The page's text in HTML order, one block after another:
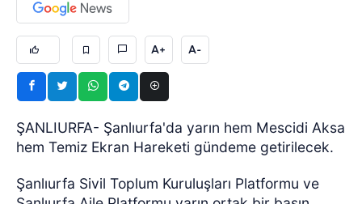
A+ A-
ŞANLIURFA- Şanlıurfa'da yarın hem Mescidi Aksa
hem Temiz Ekran Hareketi gündeme getirilecek.
Şanlıurfa Sivil Toplum Kuruluşları Platformu ve